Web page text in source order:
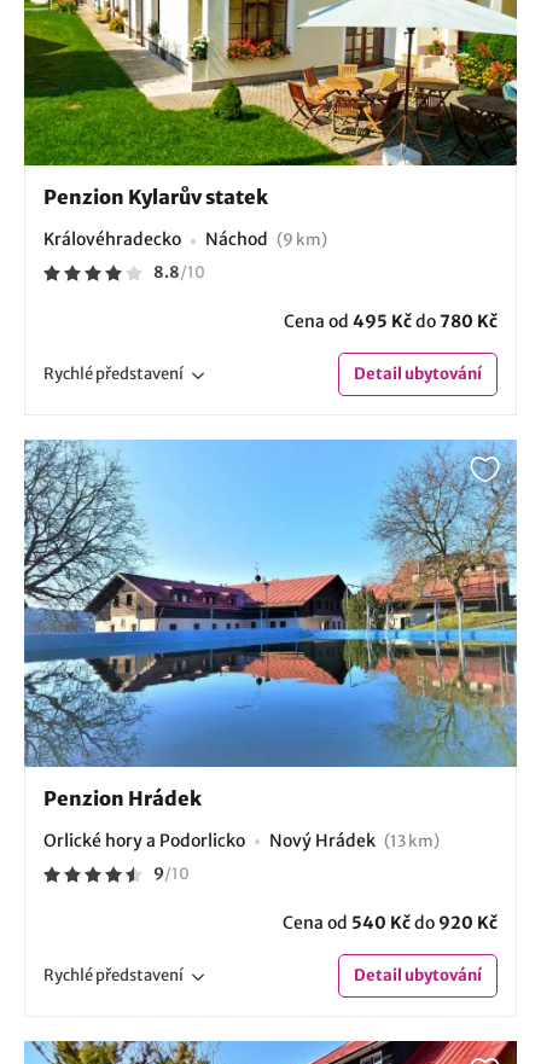
Penzion Kylarův statek
Královéhradecko Náchod
(9 km)
8.8/10
Cena od 495 Kčdo780 Kč
Rychlépředstavení Detailubytování
Penzion Hrádek
Orlické hory a Podorlicko Nový Hrádek (13 km)
9/10
Cena od 540 Kčdo 920 Kč
Rychlépředstavení Detailubytování